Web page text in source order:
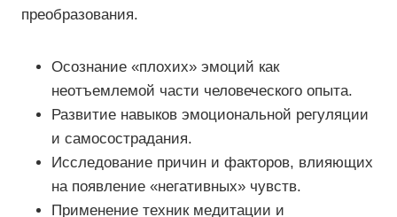
преобразования.
Осознание «плохих» эмоций как
неотъемлемой части человеческого опыта.
Развитие навыков эмоциональной регуляции
и самосострадания.
Исследование причин и факторов, влияющих
на появление «негативных» чувств.
Применение техник медитации и